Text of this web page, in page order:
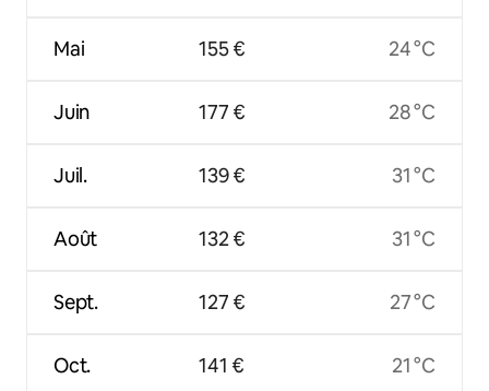
Mai
Juin
Juil.
Août
Sept.
Oct.
155 €
177 €
139 €
132 €
127 €
141 €
24 °C
28 °C
31 °C
31 °C
27 °C
21 °C